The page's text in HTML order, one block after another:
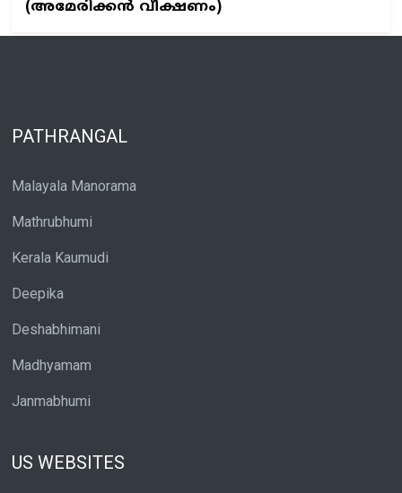
(അമേരിക്കൻ വീക്ഷണം)
PATHRANGAL
Malayala Manorama
Mathrubhumi
Kerala Kaumudi
Deepika
Deshabhimani
Madhyamam
Janmabhumi
US WEBSITES